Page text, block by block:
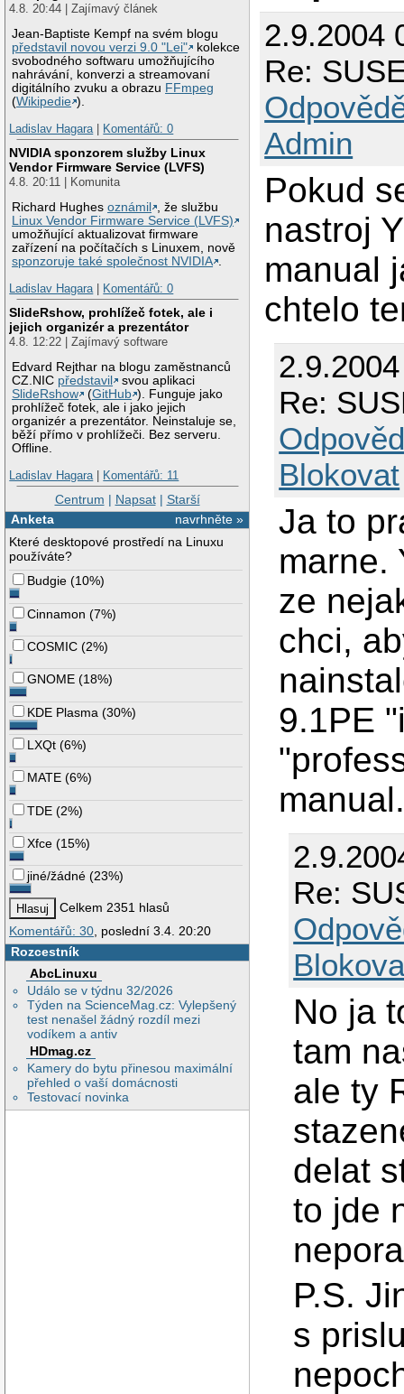
4.8. 20:44 | Zajímavý článek
Jean-Baptiste Kempf na svém blogu
představil novou verzi 9.0 "Lei"
kolekce
svobodného softwaru umožňujícího
nahrávání, konverzi a streamovaní
digitálního zvuku a obrazu FFmpeg
(Wikipedie ).
Ladislav Hagara| Komentářů: 0
NVIDIA sponzorem služby Linux
Vendor Firmware Service (LVFS)
4.8. 20:11 | Komunita
Richard Hughesoznámil
, že službu
Linux Vendor Firmware Service (LVFS)
umožňující aktualizovat firmware
zařízení na počítačích s Linuxem, nově
sponzoruje také společnost NVIDIA .
Ladislav Hagara| Komentářů: 0
SlideRshow, prohlížeč fotek, ale i
jejich organizér a prezentátor
4.8. 12:22 | Zajímavý software
Edvard Rejthar na blogu zaměstnanců
CZ.NIC představil
svou aplikaci
SlideRshow
(GitHub ). Funguje jako
prohlížeč fotek, ale i jako jejich
organizér a prezentátor. Neinstaluje se,
běží přímo v prohlížeči. Bez serveru.
Offline.
Ladislav Hagara| Komentářů: 11
Centrum | Napsat| Starší
navrhněte »
Anketa
Které desktopové prostředí na Linuxu
používáte?
Budgie (10%)
Cinnamon (7%)
COSMIC (2%)
GNOME (18%)
KDE Plasma (30%)
LXQt (6%)
MATE (6%)
TDE (2%)
Xfce (15%)
jiné/žádné (23%)
Celkem 2351 hlasů
Komentářů: 30 , poslední 3.4. 20:20
Rozcestník
AbcLinuxu
Událo se v týdnu 32/2026
Týden na ScienceMag.cz: Vylepšený
test nenašel žádný rozdíl mezi
vodíkem a antiv
HDmag.cz
Kamery do bytu přinesou maximální
přehled o vaší domácnosti
Testovací novinka
2.9.2004
Re:
Admin
Pokud
nastroj
manual
chtelo
Re:
Blokovat
Ja to
marne.
ze
chci,
9.1PE
Re:
No ja
tam
ale ty
delat
to jde
P.S.
s